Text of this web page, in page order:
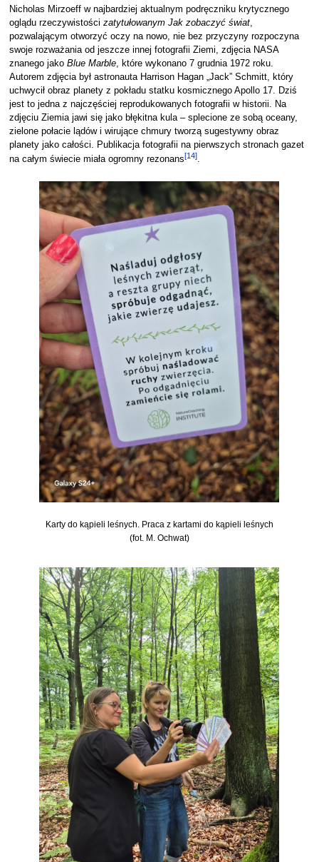
Nicholas Mirzoeff w najbardziej aktualnym podręczniku krytycznego
oglądu rzeczywistości zatytułowanym Jak zobaczyć świat,
pozwalającym otworzyć oczy na nowo, nie bez przyczyny rozpoczyna
swoje rozważania od jeszcze innej fotografii Ziemi, zdjęcia NASA
znanego jako Blue Marble, które wykonano 7 grudnia 1972 roku.
Autorem zdjęcia był astronauta Harrison Hagan „Jack” Schmitt, który
uchwycił obraz planety z pokładu statku kosmicznego Apollo 17. Dziś
jest to jedna z najczęściej reprodukowanych fotografii w historii. Na
zdjęciu Ziemia jawi się jako błękitna kula – splecione ze sobą oceany,
zielone połacie lądów i wirujące chmury tworzą sugestywny obraz
planety jako całości. Publikacja fotografii na pierwszych stronach gazet
na całym świecie miała ogromny rezonans[14].
Karty do kąpieli leśnych. Praca z kartami do kąpieli leśnych
(fot. M. Ochwat)